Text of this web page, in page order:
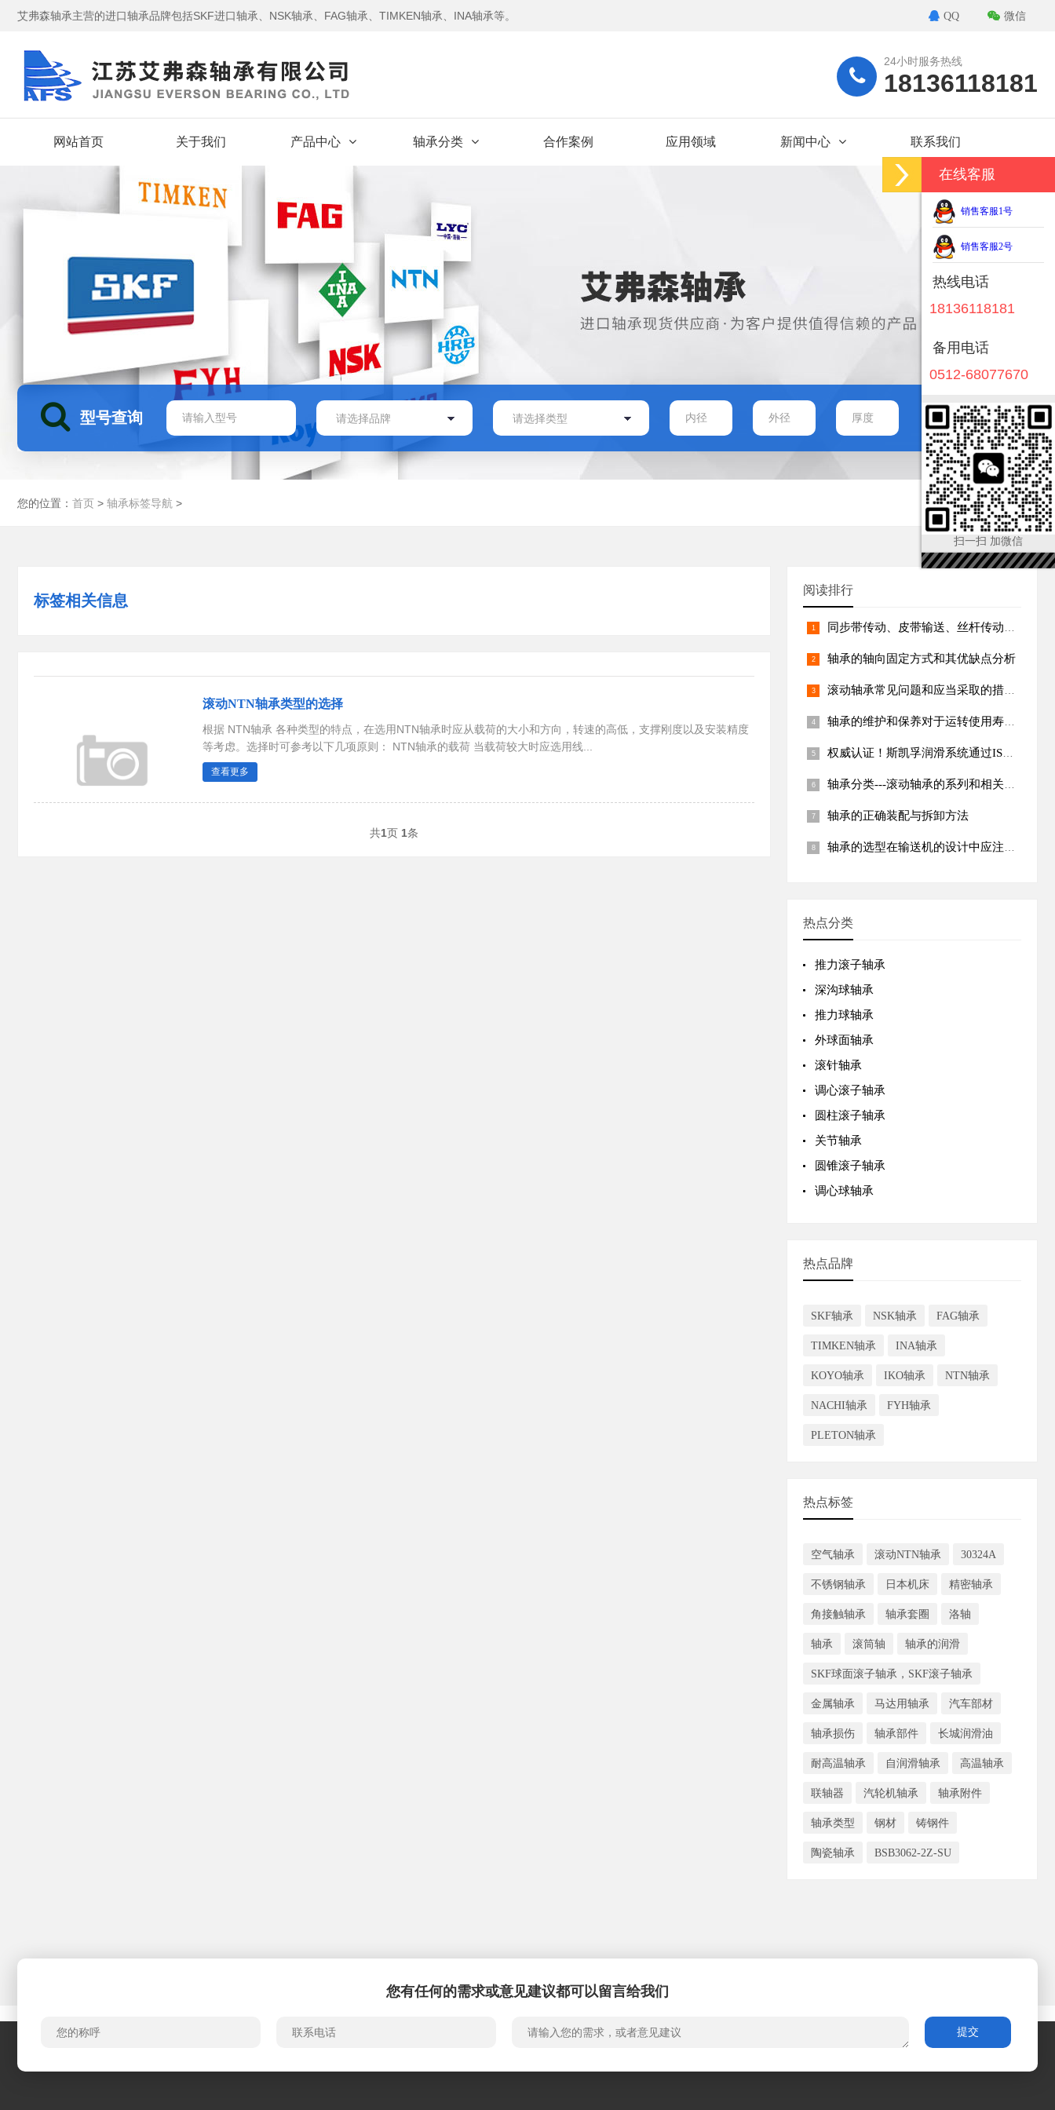
艾弗森轴承主营的进口轴承品牌包括SKF进口轴承、NSK轴承、FAG轴承、TIMKEN轴承、INA轴承等。 QQ 微信
24小时服务热线
18136118181
网站首页 关于我们 产品中心 轴承分类 合作案例 应用领域 新闻中心 联系我们
型号查询
您的位置： 首页 > 轴承标签导航 >
标签相关信息
滚动NTN轴承类型的选择
根据 NTN轴承 各种类型的特点，在选用NTN轴承时应从载荷的大小和方向，转速的高低，支撑刚度以及安装精度
等考虑。选择时可参考以下几项原则： NTN轴承的载荷 当载荷较大时应选用线...
查看更多
共1页 1条
阅读排行
同步带传动、皮带输送、丝杆传动与链传动的电机功率计算
轴承的轴向固定方式和其优缺点分析
滚动轴承常见问题和应当采取的措施方法
轴承的维护和保养对于运转使用寿命有很大影响
权威认证！斯凯孚润滑系统通过ISO 14644国际清洁标准
轴承分类---滚动轴承的系列和相关知识类别
轴承的正确装配与拆卸方法
轴承的选型在输送机的设计中应注意哪些事项
热点分类
推力滚子轴承
深沟球轴承
推力球轴承
外球面轴承
滚针轴承
调心滚子轴承
圆柱滚子轴承
关节轴承
圆锥滚子轴承
调心球轴承
热点品牌
SKF轴承 NSK轴承 FAG轴承
TIMKEN轴承 INA轴承
KOYO轴承 IKO轴承 NTN轴承
NACHI轴承 FYH轴承
PLETON轴承
热点标签
空气轴承 滚动NTN轴承 30324A
不锈钢轴承 日本机床 精密轴承
角接触轴承 轴承套圈 洛轴
轴承 滚筒轴 轴承的润滑
SKF球面滚子轴承，SKF滚子轴承
金属轴承 马达用轴承 汽车部材
轴承损伤 轴承部件 长城润滑油
耐高温轴承 自润滑轴承 高温轴承
联轴器 汽轮机轴承 轴承附件
轴承类型 钢材 铸钢件
陶瓷轴承 BSB3062-2Z-SU
您有任何的需求或意见建议都可以留言给我们
在线客服
销售客服1号
销售客服2号
热线电话
18136118181
备用电话
0512-68077670
扫一扫 加微信